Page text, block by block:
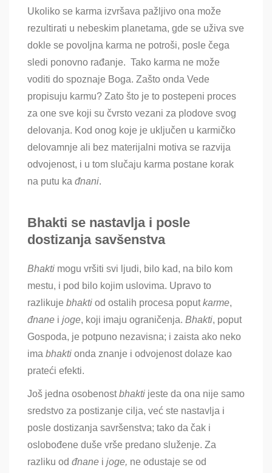
Ukoliko se karma izvršava pažljivo ona može
rezultirati u nebeskim planetama, gde se uživa sve
dokle se povoljna karma ne potroši, posle čega
sledi ponovno rađanje. Tako karma ne može
voditi do spoznaje Boga. Zašto onda Vede
propisuju karmu? Zato što je to postepeni proces
za one sve koji su čvrsto vezani za plodove svog
delovanja. Kod onog koje je uključen u karmičko
delovamnje ali bez materijalni motiva se razvija
odvojenost, i u tom slučaju karma postane korak
na putu ka đnani.
Bhakti se nastavlja i posle
dostizanja savšenstva
Bhakti mogu vršiti svi ljudi, bilo kad, na bilo kom
mestu, i pod bilo kojim uslovima. Upravo to
razlikuje bhakti od ostalih procesa poputkarme,
đnane i joge, koji imaju ograničenja. Bhakti, poput
Gospoda, je potpuno nezavisna; i zaista ako neko
ima bhakti onda znanje i odvojenost dolaze kao
prateći efekti.
Još jedna osobenostbhakti jeste da ona nije samo
sredstvo za postizanje cilja, već ste nastavlja i
posle dostizanja savršenstva; tako da čak i
oslobođene duše vrše predano služenje. Za
razliku od đnane i joge, ne odustaje se od